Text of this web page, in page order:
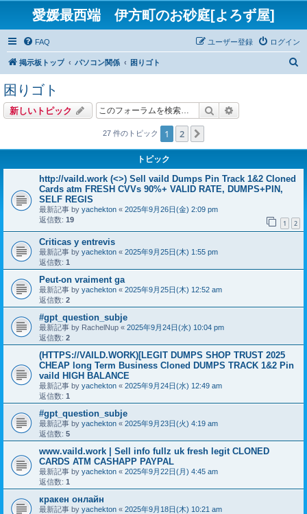
愛媛最西端 伊方町のお砂庭[よろず屋]
FAQ ログイン
ユーザー登録
掲示板トップ パソコン関係 困りゴト
困りゴト
新しいトピック 検索
27 件のトピック 1 2
トピック
http://vaild.work (<>) Sell vaild Dumps Pin Track 1&2 Cloned
Cards atm FRESH CVVs 90%+ VALID RATE, DUMPS+PIN,
SELF REGIS
最新記事 by yachekton « 2025年9月26日(金) 2:09 pm
返信数: 19 1 2
Criticas y entrevis
最新記事 by yachekton « 2025年9月25日(木) 1:55 pm
返信数: 1
Peut-on vraiment ga
最新記事 by yachekton « 2025年9月25日(木) 12:52 am
返信数: 2
#gpt_question_subje
最新記事 by RachelNup « 2025年9月24日(水) 10:04 pm
返信数: 2
(HTTPS://VAILD.WORK)[LEGIT DUMPS SHOP TRUST 2025
CHEAP long Term Business Cloned DUMPS TRACK 1&2 Pin
vaild HIGH BALANCE
最新記事 by yachekton « 2025年9月24日(水) 12:49 am
返信数: 1
#gpt_question_subje
最新記事 by yachekton « 2025年9月23日(火) 4:19 am
返信数: 5
www.vaild.work | Sell info fullz uk fresh legit CLONED
CARDS ATM CASHAPP PAYPAL
最新記事 by yachekton « 2025年9月22日(月) 4:45 am
返信数: 1
кракен онлайн
最新記事 by yachekton « 2025年9月18日(木) 10:21 am